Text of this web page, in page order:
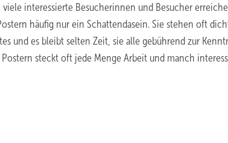
interessierte Besucherinnen und Besucher
häufig nur ein Schattendasein. Sie stehen oft
und es bleibt selten Zeit, sie alle gebührend zur
steckt oft jede Menge Arbeit und manch